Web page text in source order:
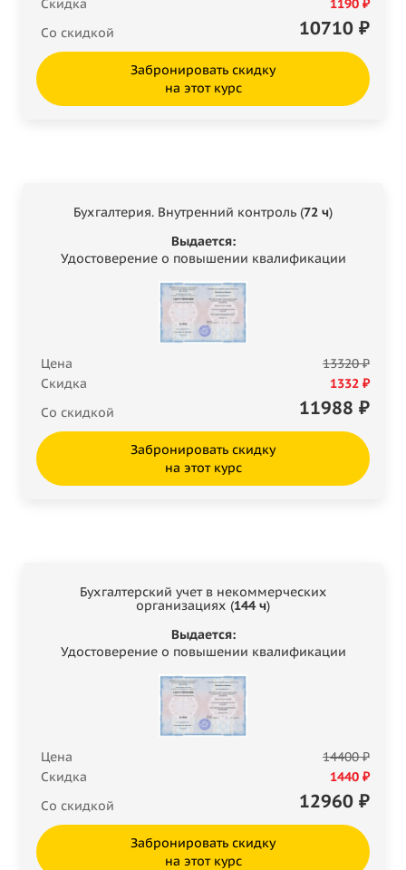
Скидка
1190 ₽
Со скидкой
10710 ₽
Забронировать скидку
на этот курс
Бухгалтерия. Внутренний контроль (72 ч)
Выдается:
Удостоверение о повышении квалификации
Цена
13320 ₽
Скидка
1332 ₽
Со скидкой
11988 ₽
Забронировать скидку
на этот курс
Бухгалтерский учет в некоммерческих
организациях (144 ч)
Выдается:
Удостоверение о повышении квалификации
Цена
14400 ₽
Скидка
1440 ₽
Со скидкой
12960 ₽
Забронировать скидку
на этот курс